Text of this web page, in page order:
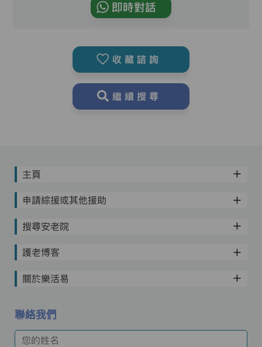
即時對話
收藏諮詢
繼續搜尋
主頁
申請綜援或其他援助
搜尋安老院
護老博客
關於樂活易
聯絡我們
您的姓名